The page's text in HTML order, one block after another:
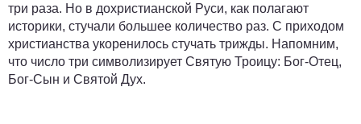
три раза. Но в дохристианской Руси, как полагают
историки, стучали большее количество раз. С приходом
христианства укоренилось стучать трижды. Напомним,
что число три символизирует Святую Троицу: Бог-Отец,
Бог-Сын и Святой Дух.